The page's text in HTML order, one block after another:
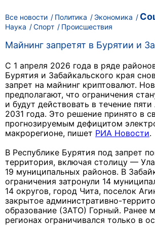
Все новости Политика Экономика
Наука
Спорт Происшествия
Майнинг запретят в Бурятии и
С 1 апреля 2026 года в ряде
Бурятия и Забайкальского края
запрет на майнинг криптовалют.
предполагают, что ограничения
и будут действовать в течение
2031 года. Это решение принято в
прогнозируемым дефицитом
макрорегионе, пишет РИА Новости.
В Республике Бурятия под запрет
территория, включая столицу —
19 муниципальных районов. В
ограничения затронули 14
14 округов, город Чита, поселок
закрытое административно-
образование (ЗАТО) Горный. Ранее
регионах ограничивался только в